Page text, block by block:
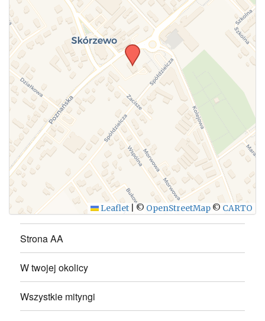
WYŚLIJ
Leaflet © OpenStreetMap © CARTO
Strona AA
W twojej okolicy
Wszystkie mityngi